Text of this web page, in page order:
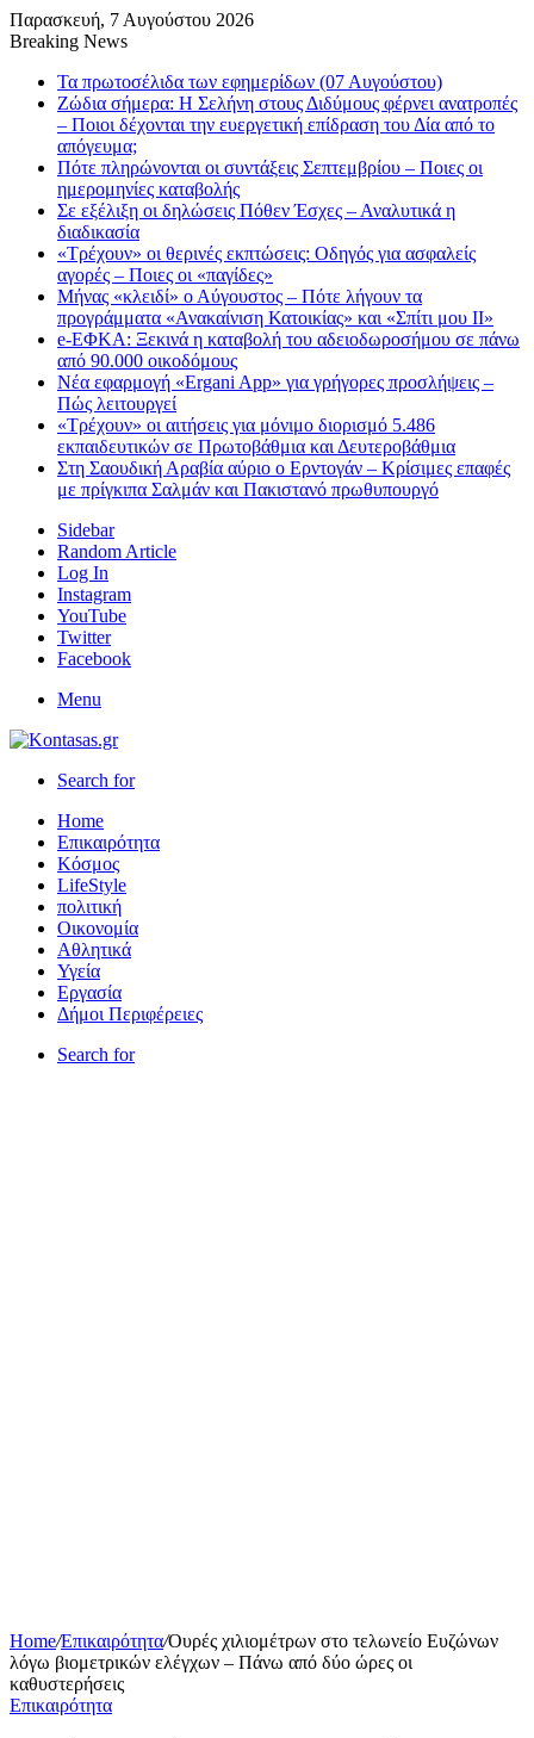
Παρασκευή, 7 Αυγούστου 2026
Breaking News
Τα πρωτοσέλιδα των εφημερίδων (07 Αυγούστου)
Ζώδια σήμερα: Η Σελήνη στους Διδύμους φέρνει ανατροπές
– Ποιοι δέχονται την ευεργετική επίδραση του Δία από το
απόγευμα;
Πότε πληρώνονται οι συντάξεις Σεπτεμβρίου – Ποιες οι
ημερομηνίες καταβολής
Σε εξέλιξη οι δηλώσεις Πόθεν Έσχες – Αναλυτικά η
διαδικασία
«Τρέχουν» οι θερινές εκπτώσεις: Οδηγός για ασφαλείς
αγορές – Ποιες οι «παγίδες»
Μήνας «κλειδί» ο Αύγουστος – Πότε λήγουν τα
προγράμματα «Ανακαίνιση Κατοικίας» και «Σπίτι μου ΙΙ»
e-ΕΦΚΑ: Ξεκινά η καταβολή του αδειοδωροσήμου σε πάνω
από 90.000 οικοδόμους
Νέα εφαρμογή «Ergani App» για γρήγορες προσλήψεις –
Πώς λειτουργεί
«Τρέχουν» οι αιτήσεις για μόνιμο διορισμό 5.486
εκπαιδευτικών σε Πρωτοβάθμια και Δευτεροβάθμια
Στη Σαουδική Αραβία αύριο ο Ερντογάν – Κρίσιμες επαφές
με πρίγκιπα Σαλμάν και Πακιστανό πρωθυπουργό
Sidebar
Random Article
Log In
Instagram
YouTube
Twitter
Facebook
Menu
Search for
Home
Επικαιρότητα
Κόσμος
LifeStyle
πολιτική
Οικονομία
Αθλητικά
Υγεία
Εργασία
Δήμοι Περιφέρειες
Search for
Home/Επικαιρότητα/Ουρές χιλιομέτρων στο τελωνείο Ευζώνων
λόγω βιομετρικών ελέγχων – Πάνω από δύο ώρες οι
καθυστερήσεις
Επικαιρότητα